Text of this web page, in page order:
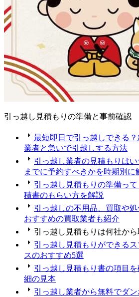
引っ越し見積もりの準備と事前確認
最短即日で引っ越しできる
業者と急いで引越しする方法
引っ越し業者の見積もりは
までに予約すべきかを時期別に
引っ越し見積もりの準備っ
積書のもらい方を解説
引っ越しの不用品、買取や
おすすめの買取業者も紹介
引っ越し見積もりは何社から
引っ越し見積もりができる
スのおすすめ5選
引っ越し見積もり書の項目
細の見本
引っ越し業者から無料でダ